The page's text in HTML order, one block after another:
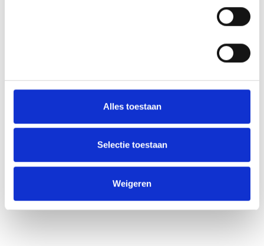
Alles toestaan
Selectie toestaan
Weigeren